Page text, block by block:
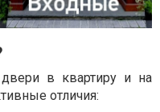
в квартиру и на
отличия: